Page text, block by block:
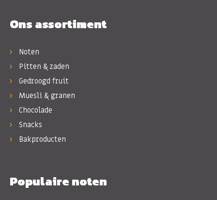
Ons assortiment
Noten
Pitten & zaden
Gedroogd fruit
Muesli & granen
Chocolade
Snacks
Bakproducten
Populaire noten